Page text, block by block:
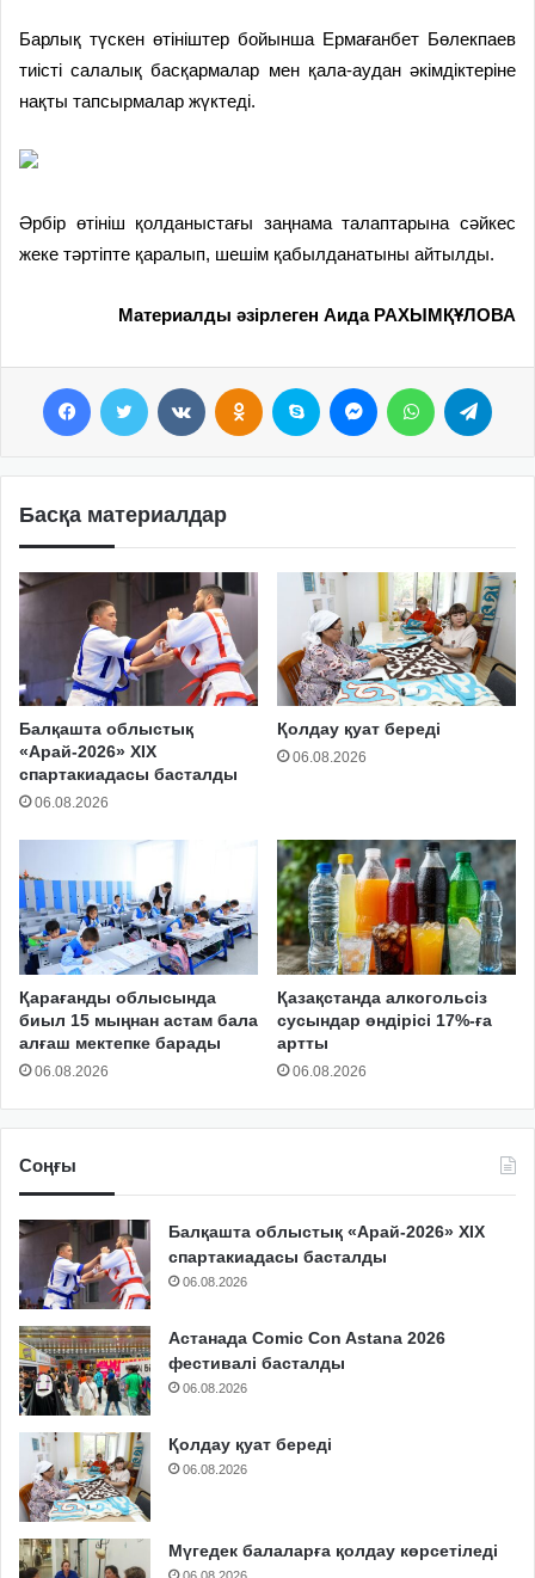
Барлық түскен өтініштер бойынша Ермағанбет Бөлекпаев
тиісті салалық басқармалар мен қала-аудан әкімдіктеріне
нақты тапсырмалар жүктеді.
Әрбір өтініш қолданыстағы заңнама талаптарына сәйкес
жеке тәртіпте қаралып, шешім қабылданатыны айтылды.
Материалды әзірлеген Аида РАХЫМҚҰЛОВА
Басқа материалдар
Балқашта облыстық
«Арай-2026» XIX
спартакиадасы басталды
06.08.2026
Қолдау қуат береді
06.08.2026
Қарағанды облысында
биыл 15 мыңнан астам бала
алғаш мектепке барады
06.08.2026
Қазақстанда алкогольсіз
сусындар өндірісі 17%-ға
артты
06.08.2026
Соңғы
Балқашта облыстық «Арай-2026» XIX
спартакиадасы басталды
06.08.2026
Астанада Comic Con Astana 2026
фестивалі басталды
06.08.2026
Қолдау қуат береді
06.08.2026
Мүгедек балаларға қолдау көрсетіледі